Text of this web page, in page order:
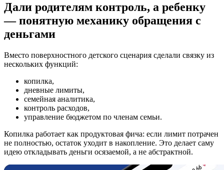
Дали родителям контроль, а ребенку
— понятную механику обращения с
деньгами
Вместо поверхностного детского сценария сделали связку из
нескольких функций:
копилка,
дневные лимиты,
семейная аналитика,
контроль расходов,
управление бюджетом по членам семьи.
Копилка работает как продуктовая фича: если лимит потрачен
не полностью, остаток уходит в накопление. Это делает саму
идею откладывать деньги осязаемой, а не абстрактной.